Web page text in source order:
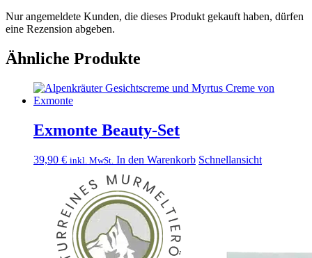
Nur angemeldete Kunden, die dieses Produkt gekauft haben, dürfen
eine Rezension abgeben.
Ähnliche Produkte
Exmonte Beauty-Set
39,90 € inkl. MwSt. In den Warenkorb Schnellansicht